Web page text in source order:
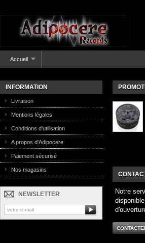
Accueil
INFORMATION
Livraison
Mentions légales
Conditions d'utilisation
A propos d'Adipocere
Paiement sécurisé
Nos magasins
NEWSLETTER
Notre